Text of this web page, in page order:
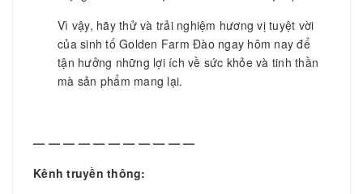
Vì vậy, hãy thử và trải nghiệm hương vị tuyệt vời
của sinh tố Golden Farm Đào ngay hôm nay để
tận hưởng những lợi ích về sức khỏe và tinh thần
mà sản phẩm mang lại.
— — — — — — — — — — —
Kênh truyền thông: